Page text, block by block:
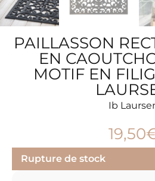
PAILLASSON
EN
MOTIF EN
Ib
19,50
Rupture de stock